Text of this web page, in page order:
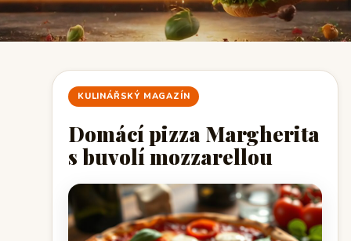
KULINÁŘSKÝ MAGAZÍN
Domácí pizza Margherita
s buvolí mozzarellou